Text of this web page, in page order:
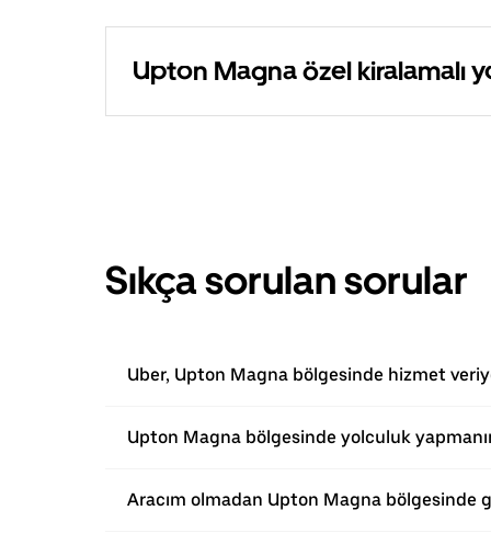
Upton Magna özel kiralamalı
Sıkça sorulan sorular
Uber, Upton Magna bölgesinde hizmet
Upton Magna bölgesinde yolculuk
Aracım olmadan Upton Magna bölgesinde